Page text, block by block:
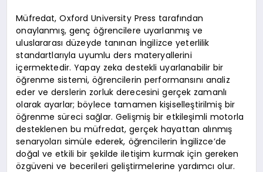
Müfredat, Oxford University Press tarafından
onaylanmış, genç öğrencilere uyarlanmış ve
uluslararası düzeyde tanınan İngilizce yeterlilik
standartlarıyla uyumlu ders materyallerini
içermektedir. Yapay zeka destekli uyarlanabilir bir
öğrenme sistemi, öğrencilerin performansını analiz
eder ve derslerin zorluk derecesini gerçek zamanlı
olarak ayarlar; böylece tamamen kişiselleştirilmiş bir
öğrenme süreci sağlar. Gelişmiş bir etkileşimli motorla
desteklenen bu müfredat, gerçek hayattan alınmış
senaryoları simüle ederek, öğrencilerin İngilizce’de
doğal ve etkili bir şekilde iletişim kurmak için gereken
özgüveni ve becerileri geliştirmelerine yardımcı olur.